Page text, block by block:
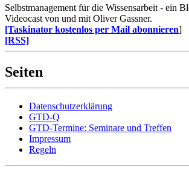
Selbstmanagement für die Wissensarbeit - ein
Videocast von und mit Oliver Gassner.
[Taskinator kostenlos per Mail abonnieren]
[RSS]
Seiten
Datenschutzerklärung
GTD-Q
GTD-Termine: Seminare und Treffen
Impressum
Regeln